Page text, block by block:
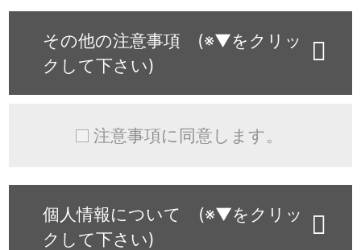
その他の注意事項 (※▼をクリッ
クして下さい)
注意事項に同意します。
個人情報について (※▼をクリッ
クして下さい)